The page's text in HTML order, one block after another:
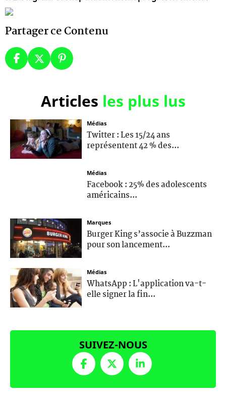
Partager ce Contenu
Articles les plus lus
Médias
Twitter : Les 15/24 ans
représentent 42 % des...
Médias
Facebook : 25% des adolescents
américains...
Marques
Burger King s’associe à Buzzman
pour son lancement...
Médias
WhatsApp : L'application va-t-
elle signer la fin...
SUIVEZ-NOUS